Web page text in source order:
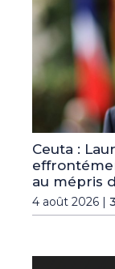
Ceuta :
au mépris
4 août 2026 |